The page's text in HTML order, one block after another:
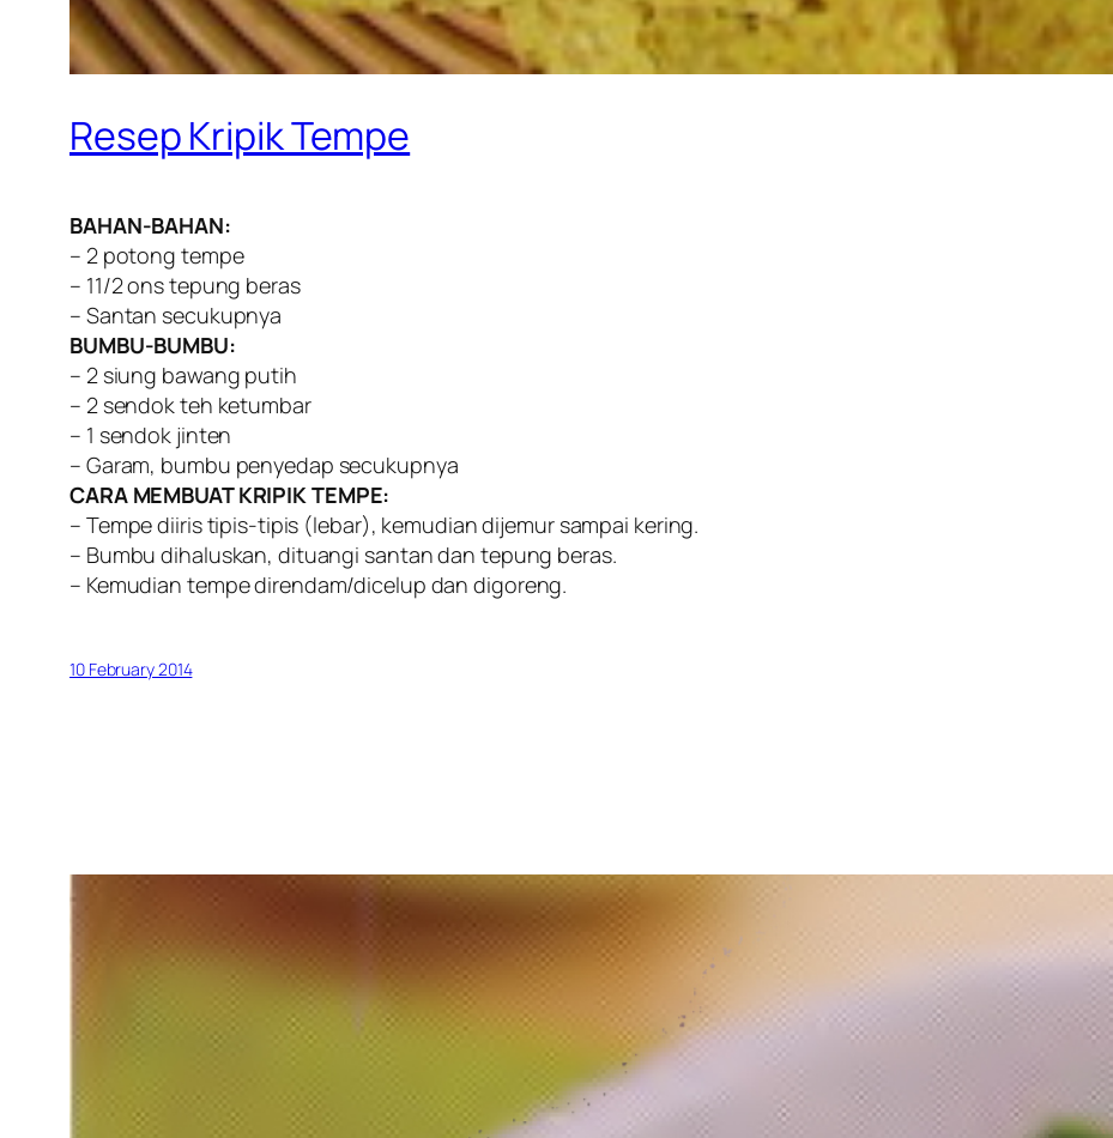
Resep Kripik Tempe
BAHAN-BAHAN:
– 2 potong tempe
– 11/2 ons tepung beras
– Santan secukupnya
BUMBU-BUMBU:
– 2 siung bawang putih
– 2 sendok teh ketumbar
– 1 sendok jinten
– Garam, bumbu penyedap secukupnya
CARA MEMBUAT KRIPIK TEMPE:
– Tempe diiris tipis-tipis (lebar), kemudian dijemur sampai kering.
– Bumbu dihaluskan, dituangi santan dan tepung beras.
– Kemudian tempe direndam/dicelup dan digoreng.
10 February 2014